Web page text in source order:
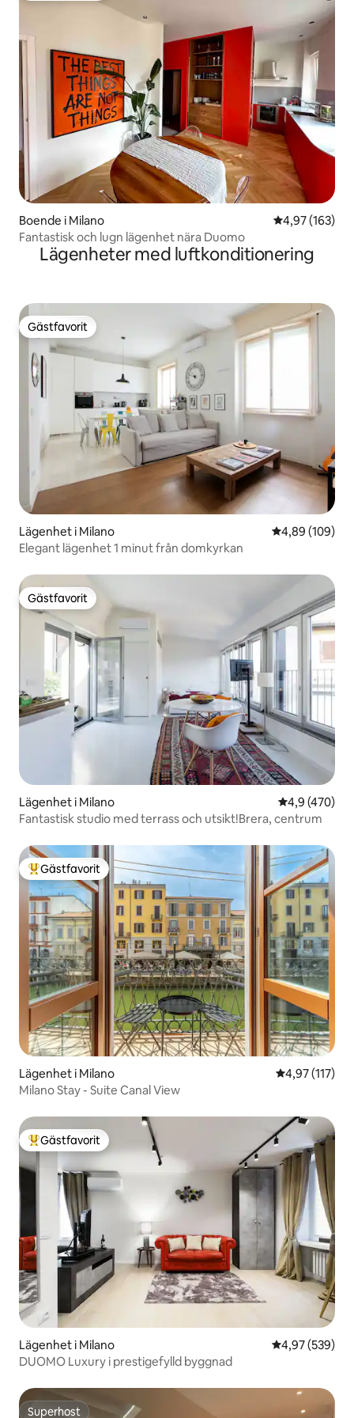
Boende i Milano 4,97 av 5 i
4,97 (163)
Fantastisk och lugn lägenhet nära Duomo
Lägenheter med luftkonditionering
Gästfavorit
Gästfavorit
Lägenhet i Milano 4,89 av 5 i
4,89 (109)
Elegant lägenhet 1 minut från domkyrkan
Gästfavorit
Gästfavorit
Lägenhet i Milano 4,9 av 5 i
4,9 (470)
Fantastisk studio med terrass och utsikt!Brera, centrum
Populär gästfavorit
Gästfavorit
Lägenhet i Milano 4,97 av 5 i
4,97 (117)
Milano Stay - Suite Canal View
Populär gästfavorit
Gästfavorit
Lägenhet i Milano 4,97 av 5 i
4,97 (539)
DUOMO Luxury i prestigefylld byggnad
Superhost